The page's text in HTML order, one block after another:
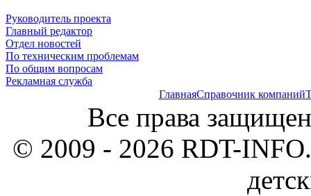
Руководитель проекта
Главный редактор
Отдел новостей
По техническим проблемам
По общим вопросам
Рекламная служба
ГлавнаяСправочник компаний
Все права
© 2009 - 2026 RDT-